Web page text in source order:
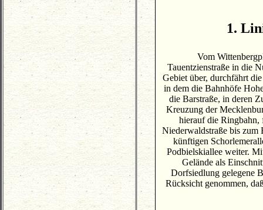
1.
Vom
Tauentzienstraße in die
Gebiet über, durchfährt
in dem die Bahnhöfe
die Barstraße, in deren
Kreuzung der
hierauf die Ringbahn,
Niederwaldstraße bis zum
künftigen
Podbielskiallee weiter.
Gelände als
Dorfsiedlung gelegene
Rücksicht genommen,